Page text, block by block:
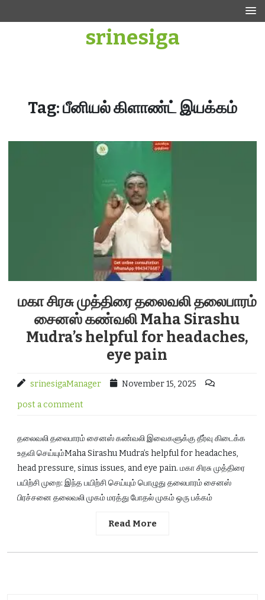
srinesiga
Tag:பீனியல் கிளாண்ட் இயக்கம்
மகா சிரசு முத்திரை தலைவலி தலைபாரம்
சைனஸ் கண்வலி Maha Sirashu
Mudra’s helpful for headaches,
eye pain
srinesigaManager November 15, 2025
post a comment
தலைவலி தலைபாரம் சைனஸ் கண்வலி இவைகளுக்கு தீர்வு கிடைக்க
உதவி செய்யும்Maha Sirashu Mudra’s helpful for headaches,
head pressure, sinus issues, and eye pain. மகா சிரசு முத்திரை
பயிற்சி முறை: இந்த பயிற்சி செய்யும் பொழுது தலைபாரம் சைனஸ்
பிரச்சனை தலைவலி முகம் மரத்து போதல் முகம் ஒரு பக்கம்
Read More